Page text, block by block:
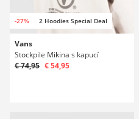
-27% 2 Hoodies Special Deal
Vans
Stockpile Mikina s kapucí
€ 74,95 € 54,95